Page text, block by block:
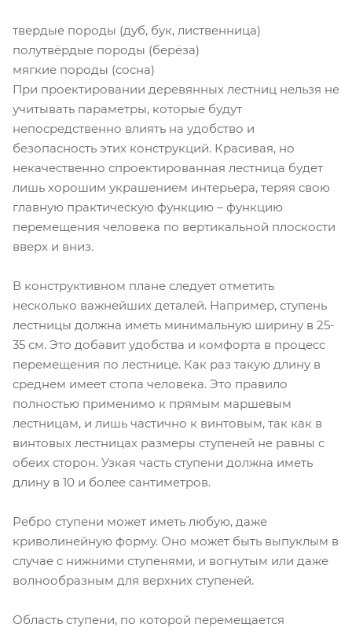
твердые породы (дуб, бук, лиственница)
полутвёрдые породы (берёза)
мягкие породы (сосна)
При проектировании деревянных лестниц нельзя не
учитывать параметры, которые будут
непосредственно влиять на удобство и
безопасность этих конструкций. Красивая, но
некачественно спроектированная лестница будет
лишь хорошим украшением интерьера, теряя свою
главную практическую функцию – функцию
перемещения человека по вертикальной плоскости
вверх и вниз.
В конструктивном плане следует отметить
несколько важнейших деталей. Например, ступень
лестницы должна иметь минимальную ширину в 25-
35 см. Это добавит удобства и комфорта в процесс
перемещения по лестнице. Как раз такую длину в
среднем имеет стопа человека. Это правило
полностью применимо к прямым маршевым
лестницам, и лишь частично к винтовым, так как в
винтовых лестницах размеры ступеней не равны с
обеих сторон. Узкая часть ступени должна иметь
длину в 10 и более сантиметров.
Ребро ступени может иметь любую, даже
криволинейную форму. Оно может быть выпуклым в
случае с нижними ступенями, и вогнутым или даже
волнообразным для верхних ступеней.
Область ступени, по которой перемещается